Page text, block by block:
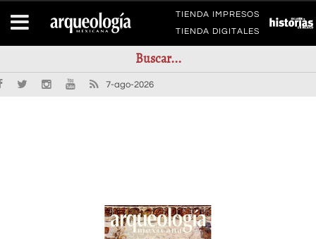
TIENDA IMPRESOS
TIENDA DIGITALES
7-ago-2026